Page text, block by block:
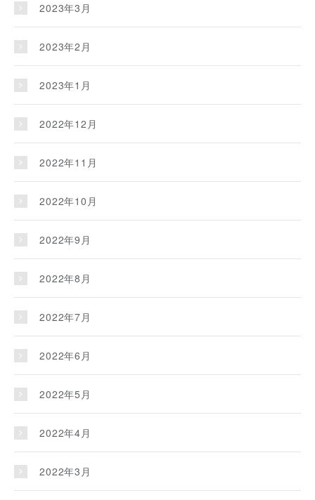
2023年3月
2023年2月
2023年1月
2022年12月
2022年11月
2022年10月
2022年9月
2022年8月
2022年7月
2022年6月
2022年5月
2022年4月
2022年3月